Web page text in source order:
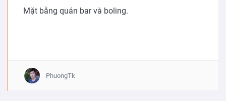
Mặt bằng quán bar và boling.
PhuongTk